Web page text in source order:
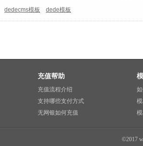
dedecms模板 dede模板
充值帮助
充值流程介绍
支持哪些支付方式
无网银如何充值
©2017